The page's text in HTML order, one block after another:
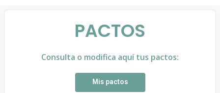
PACTOS
Consulta o modifica aquí tus pactos:
Mis pactos